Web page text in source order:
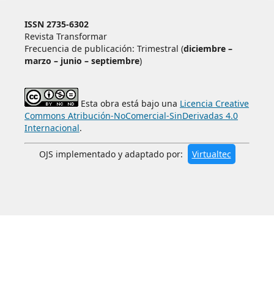
ISSN 2735-6302
Revista Transformar
Frecuencia de publicación: Trimestral (diciembre –
marzo – junio – septiembre)
Esta obra está bajo una Licencia Creative
Commons Atribución-NoComercial-SinDerivadas 4.0
Internacional.
OJS implementado y adaptado por: Virtualtec